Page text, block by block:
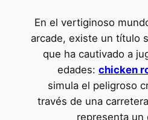
En el vertiginoso
arcade, existe un título
que ha cautivado a
edades:chicken
simula el peligroso
través de una
representa un